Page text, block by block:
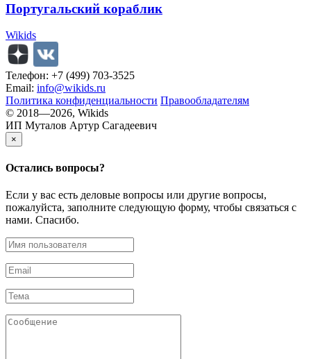
Португальский кораблик
Wikids
Телефон: +7 (499) 703-3525
Email: info@wikids.ru
Политика конфиденциальности Правообладателям
© 2018—2026, Wikids
ИП Муталов Артур Сагадеевич
×
Остались вопросы?
Если у вас есть деловые вопросы или другие вопросы,
пожалуйста, заполните следующую форму, чтобы связаться с
нами. Спасибо.